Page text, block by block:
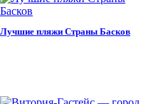
Лучшие пляжи Страны Басков